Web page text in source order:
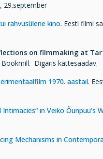
29.september
rahvusülene kino. Eesti filmi
on filmmaking at
Digaris kättesaadav.
1970. aastail.
in Veiko Õunpuu’s
Mechanisms in